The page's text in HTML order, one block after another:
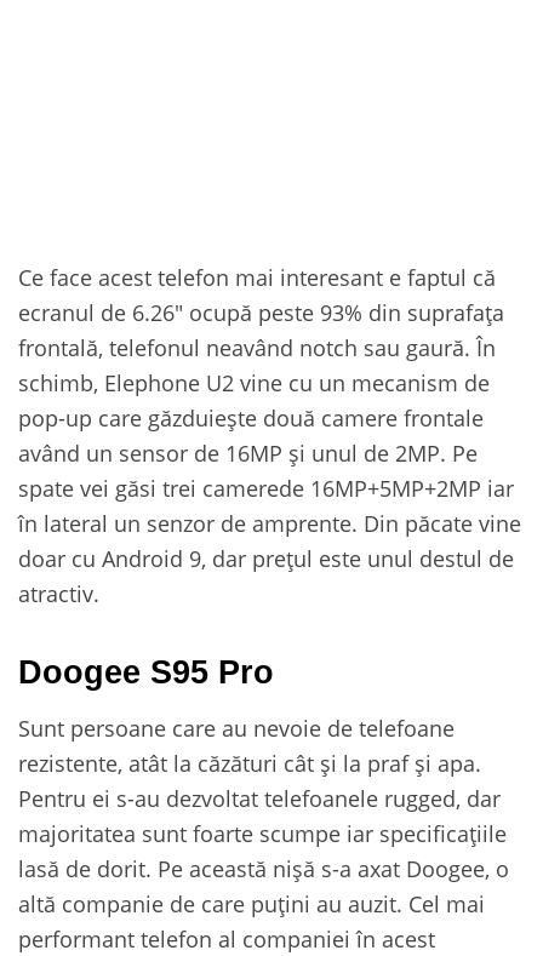
Ce face acest telefon mai interesant e faptul că
ecranul de 6.26″ ocupă peste 93% din suprafața
frontală, telefonul neavând notch sau gaură. În
schimb, Elephone U2 vine cu un mecanism de
pop-up care găzduiește două camere frontale
având un sensor de 16MP și unul de 2MP. Pe
spate vei găsi trei camerede 16MP+5MP+2MP iar
în lateral un senzor de amprente. Din păcate vine
doar cu Android 9, dar prețul este unul destul de
atractiv.
Doogee S95 Pro
Sunt persoane care au nevoie de telefoane
rezistente, atât la căzături cât și la praf și apa.
Pentru ei s-au dezvoltat telefoanele rugged, dar
majoritatea sunt foarte scumpe iar specificațiile
lasă de dorit. Pe această nișă s-a axat Doogee, o
altă companie de care puțini au auzit. Cel mai
performant telefon al companiei în acest